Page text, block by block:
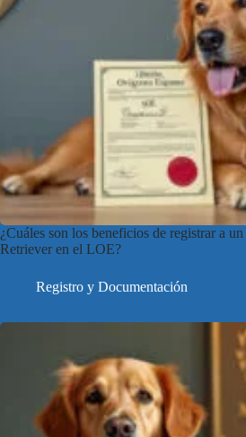
¿Cuáles son los beneficios de registrar a
Retriever en el LOE?
Registro y Documentación